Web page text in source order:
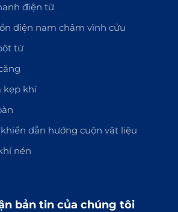
điện từ
điện nam châm vĩnh cửu
từ
kẹp khí
dẫn hướng cuộn vật liệu
nén
bản tin của chúng tôi